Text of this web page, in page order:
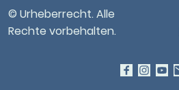
© Urheberrecht. Alle
Rechte vorbehalten.